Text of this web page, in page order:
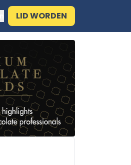
LID WORDEN